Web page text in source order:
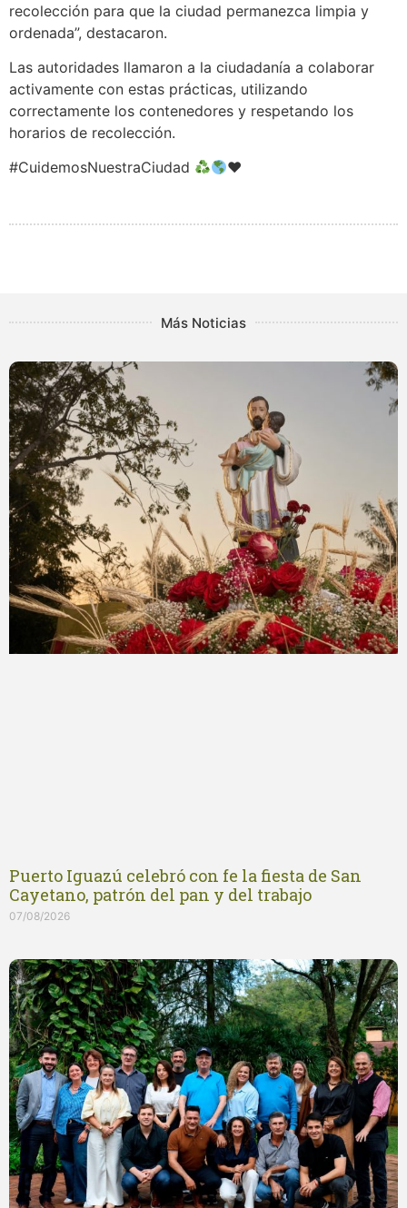
recolección para que la ciudad permanezca limpia y
ordenada”, destacaron.
Las autoridades llamaron a la ciudadanía a colaborar
activamente con estas prácticas, utilizando
correctamente los contenedores y respetando los
horarios de recolección.
#CuidemosNuestraCiudad
♥️
Más Noticias
Puerto Iguazú celebró con fe la fiesta de San
Cayetano, patrón del pan y del trabajo
07/08/2026